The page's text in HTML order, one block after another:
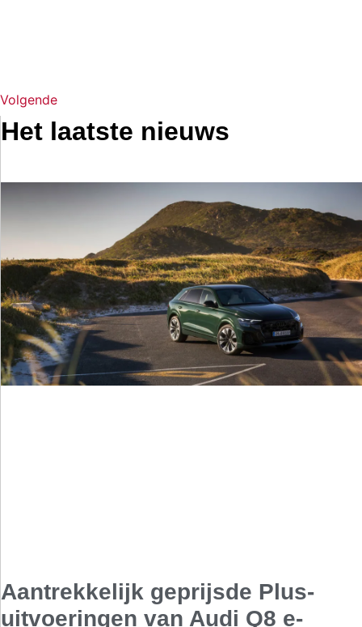
Volgende
Het laatste nieuws
Aantrekkelijk geprijsde Plus-
uitvoeringen van Audi Q8 e-